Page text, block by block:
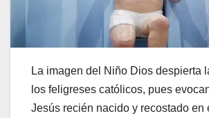
La imagen del Niño Dios despierta
los feligreses católicos, pues
Jesús recién nacido y recostado en